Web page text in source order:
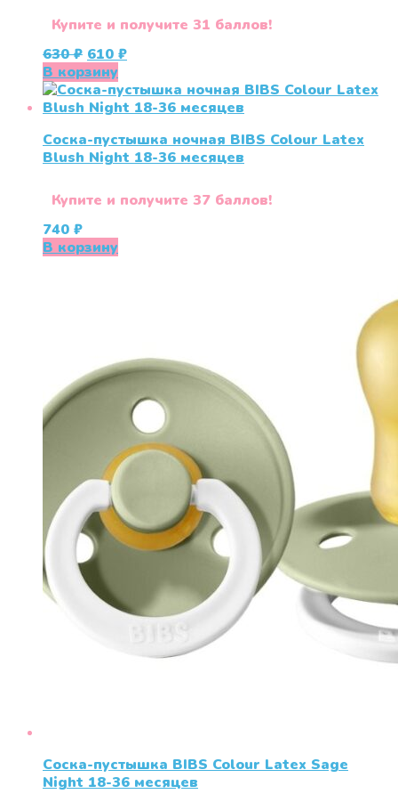
Купите и получите 31 баллов!
630₽ Первоначальная
цена
составляла
630 ₽.
610₽Текущая
610 ₽.
В корзину
Соска-пустышка ночная BIBS Colour Latex
Blush Night 18-36 меcяцев
Купите и получите 37 баллов!
740 ₽
В корзину
Соска-пустышка BIBS Colour Latex Sage
Night 18-36 меcяцев